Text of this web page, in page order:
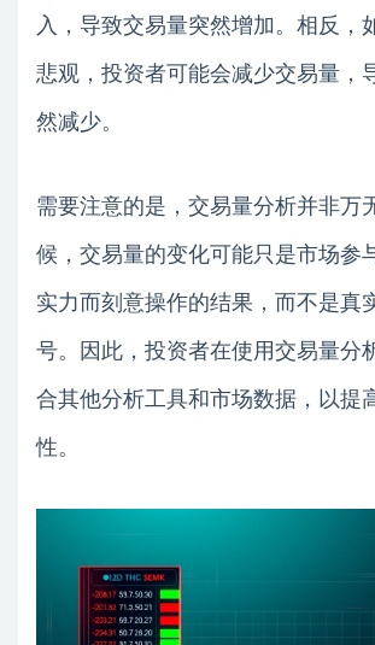
入，导致交易量突然增加。相反，
悲观，投资者可能会减少交易量，
然减少。
需要注意的是，交易量分析并非万
候，交易量的变化可能只是市场参
实力而刻意操作的结果，而不是真
号。因此，投资者在使用交易量分
合其他分析工具和市场数据，以提
性。